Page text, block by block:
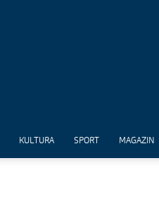
KULTURA SPORT MAGAZIN